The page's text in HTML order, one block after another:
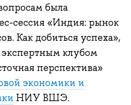
была
сессия «Индия: рынок
Как добиться успеха»,
экспертным клубом
перспектива»
экономики и
НИУ ВШЭ.